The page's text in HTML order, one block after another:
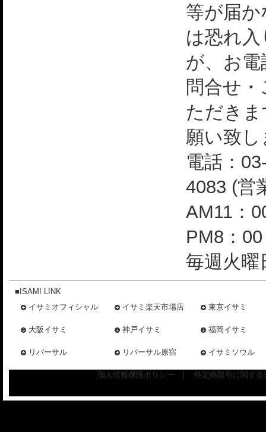
等が届
は恐れ
が、お
問合せ
ただき
願い致
電話：
4083 (営
AM11：
PM8：
毎週火曜
■ISAMI LINK
イサミオフィシャル
イサミ楽天市場店 東京イサミ
大阪イサミ 神戸イサミ 福岡イサミ
リバーサル リバーサル原宿 イサミソウル
個人情報保護ポリシー 特定商取引に関す